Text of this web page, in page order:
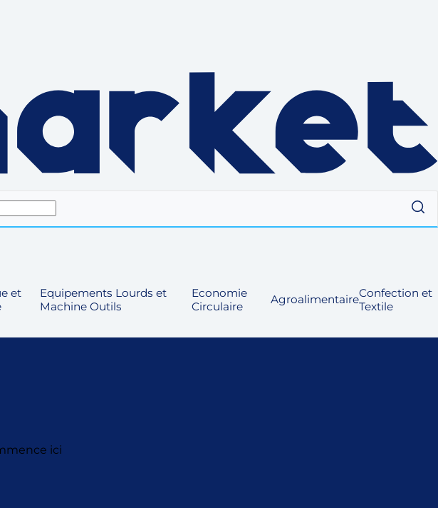
et
Equipements Lourds et
Machine Outils
Economie
Circulaire
AgroalimentaireConfection et
Textile
ici